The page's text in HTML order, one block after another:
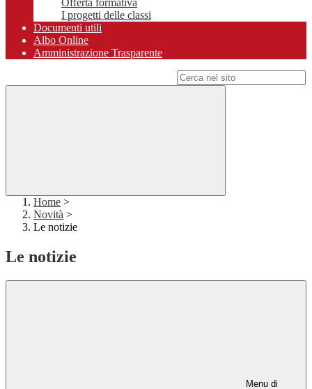
Offerta formativa
I progetti delle classi
Documenti utili
Albo Online
Amministrazione Trasparente
Home >
Novità >
Le notizie
Le notizie
Menu di